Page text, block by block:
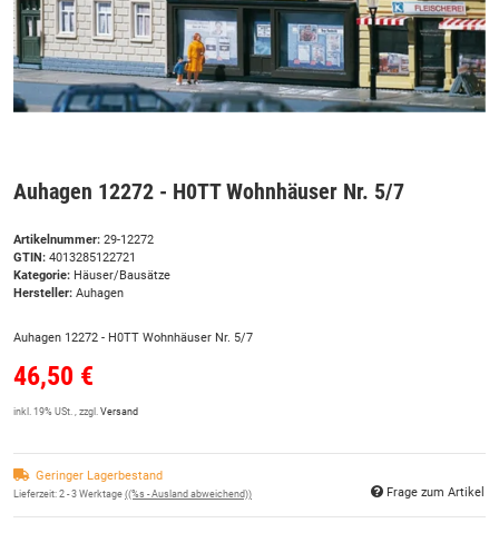
Auhagen 12272 - H0TT Wohnhäuser Nr. 5/7
Artikelnummer: 29-12272
GTIN: 4013285122721
Kategorie: Häuser/Bausätze
Hersteller: Auhagen
Auhagen 12272 - H0TT Wohnhäuser Nr. 5/7
46,50 €
inkl. 19% USt. , zzgl. Versand
Geringer Lagerbestand
Lieferzeit: 2 - 3 Werktage ((%s - Ausland abweichend)) Frage zum Artikel